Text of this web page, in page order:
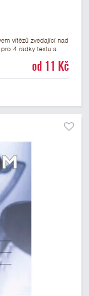
vítězů zvedající nad
4 řádky textu a
je vhodný pro
g/m2.
od 11 Kč